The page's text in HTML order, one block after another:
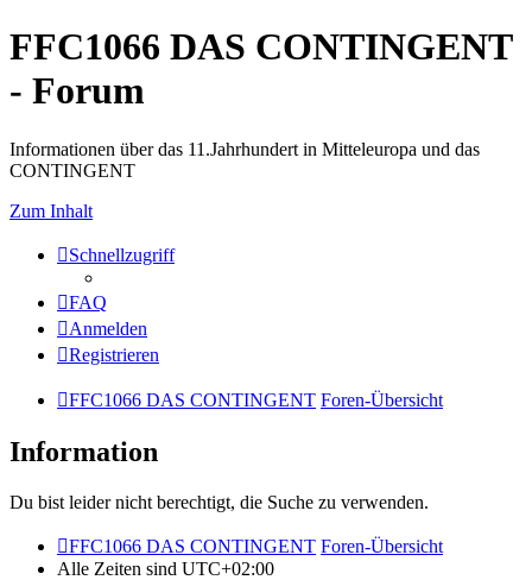
FFC1066 DAS CONTINGENT
- Forum
Informationen über das 11.Jahrhundert in Mitteleuropa und das
CONTINGENT
Zum Inhalt
Schnellzugriff
FAQ
Anmelden
Registrieren
FFC1066 DAS CONTINGENT Foren-Übersicht
Information
Du bist leider nicht berechtigt, die Suche zu verwenden.
FFC1066 DAS CONTINGENT Foren-Übersicht
Alle Zeiten sind UTC+02:00